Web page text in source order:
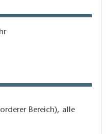
Bereich), alle